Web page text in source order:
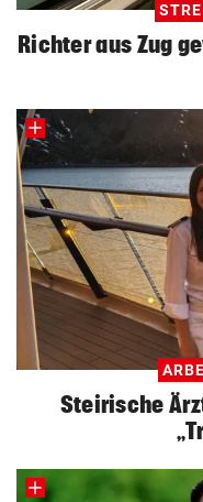
Richter aus Zug
Steirische